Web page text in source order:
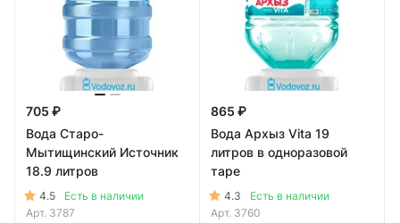
705 ₽
Вода Старо-
Мытищинский Источник
18.9 литров
4.5
Есть в наличии
Арт. 3787
865 ₽
Вода Архыз Vita 19
литров в одноразовой
таре
4.3
Есть в наличии
Арт. 3760